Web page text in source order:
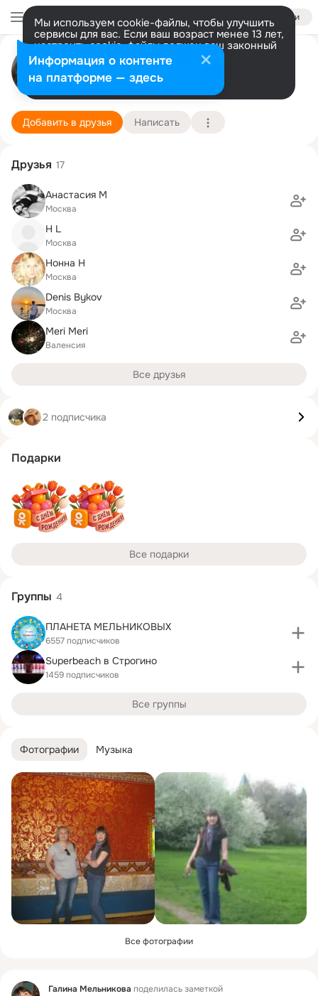
Войти
Мы используем cookie-файлы, чтобы улучшить
сервисы для вас. Если ваш возраст менее 13 лет,
настроить cookie-файлы должен ваш законный
представитель. Больше информации
Разрешить все Настроить
Галина Мельникова
Москва
27 мая (45 лет)
МГУТУ им. К.Г. Разумовского, Московский
Подробнее
Добавить в друзья Написать
Фотографии Музыка
Все фотографии
Фид Галина Мельникова поделилась заметкой
Друзья 17
Анастасия М
Москва
H L
Москва
Нонна Н
Москва
Denis Bykov
Москва
Meri Meri
Валенсия
Все друзья
2 подписчика
Подарки
Все подарки
Группы 4
ПЛАНЕТА МЕЛЬНИКОВЫХ
6557 подписчиков
Superbeach в Строгино
1459 подписчиков
Все группы
Информация о контенте
на платформе — здесь